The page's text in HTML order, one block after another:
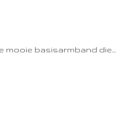
mooie basisarmband die…